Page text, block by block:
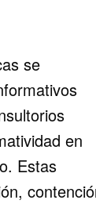
se
en
Estas